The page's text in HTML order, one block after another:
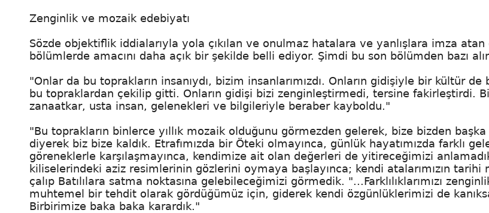
Zenginlik ve mozaik edebiyatı
Sözde objektiflik iddialarıyla yola çıkılan ve onulmaz hatalara ve yanlışlara imza
bölümlerde amacını daha açık bir şekilde belli ediyor. Şimdi bu son bölümden bazı
"Onlar da bu toprakların insanıydı, bizim insanlarımızdı. Onların gidişiyle bir kültür de
bu topraklardan çekilip gitti. Onların gidişi bizi zenginleştirmedi, tersine fakirleştirdi.
zanaatkar, usta insan, gelenekleri ve bilgileriyle beraber kayboldu."
"Bu toprakların binlerce yıllık mozaik olduğunu görmezden gelerek, bize bizden
diyerek biz bize kaldık. Etrafımızda bir Öteki olmayınca, günlük hayatımızda farklı
göreneklerle karşılaşmayınca, kendimize ait olan değerleri de yitireceğimizi
kiliselerindeki aziz resimlerinin gözlerini oymaya başlayınca; kendi atalarımızın tarihi
çalıp Batılılara satma noktasına gelebileceğimizi görmedik. "...Farklılıklarımızı
muhtemel bir tehdit olarak gördüğümüz için, giderek kendi özgünlüklerimizi de
Birbirimize baka baka karardık."